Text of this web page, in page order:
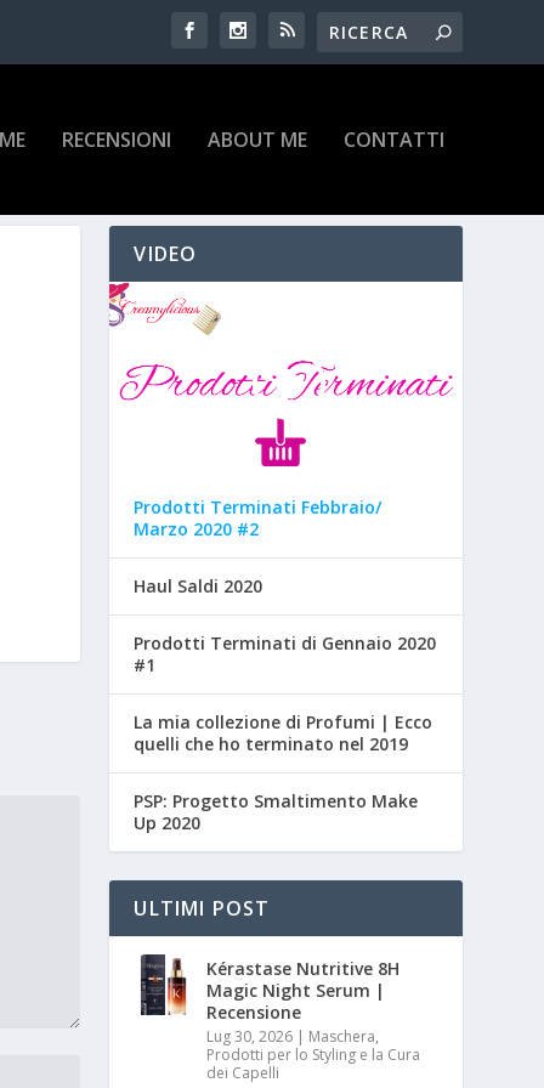
RECENSIONI ABOUT ME CONTATTI
VIDEO
Prodotti Terminati Febbraio/
Marzo 2020 #2
Haul Saldi 2020
Prodotti Terminati di Gennaio 2020
#1
La mia collezione di Profumi | Ecco
quelli che ho terminato nel 2019
PSP: Progetto Smaltimento Make
Up 2020
ULTIMI POST
Kérastase Nutritive 8H
Magic Night Serum |
Recensione
Lug 30, 2026 | Maschera,
Prodotti per lo Styling e la Cura
dei Capelli